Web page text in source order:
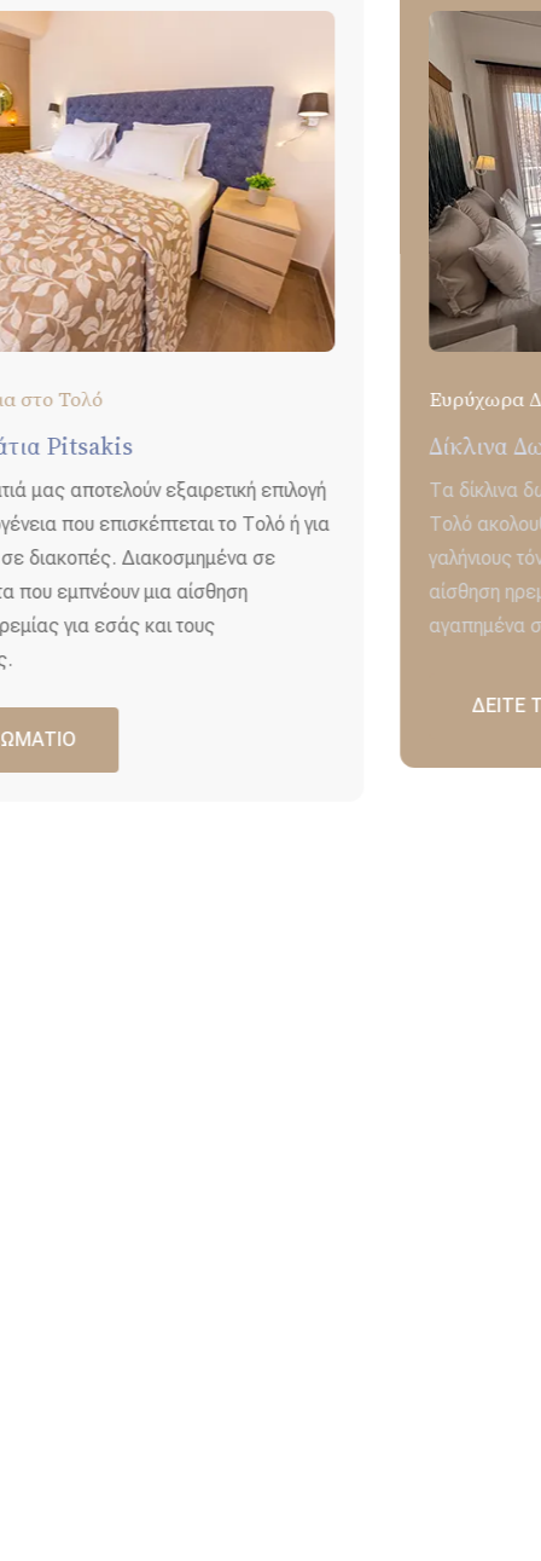
Ευρύχωρα Δίκλινα Δωμάτια στο Τολό
Δίκλινα Δωμάτια Στο Pitsakis Complex
Τα δίκλινα δωμάτιά μας στο Συγκρότημα Πιτσάκη στο
Τολό ακολουθούν το ίδιο μοτίβο διακόσμησης με
γαλήνιους τόνους λευκού, μπεζ και μπλε που δίνουν μια
αίσθηση ηρεμίας για τέλειες διακοπές στο Τολό με τα
αγαπημένα σας πρόσωπα.
ΔΕΙΤΕ ΤΟ ΔΩΜΑΤΙΟ